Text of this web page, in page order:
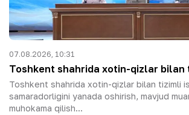
07.08.2026, 10:31
Toshkent shahrida xotin-qizlar bilan
Toshkent shahrida xotin-qizlar bilan tizimli
samaradorligini yanada oshirish, mavjud
muhokama qilish...